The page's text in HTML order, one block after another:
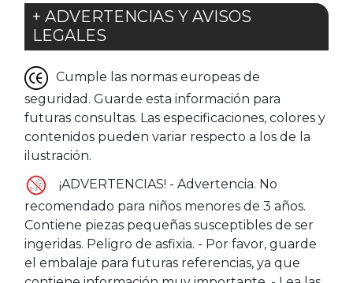
+ ADVERTENCIAS Y AVISOS
LEGALES
Cumple las normas europeas de
seguridad. Guarde esta información para
futuras consultas. Las especificaciones, colores y
contenidos pueden variar respecto a los de la
ilustración.
¡ADVERTENCIAS! - Advertencia. No
recomendado para niños menores de 3 años.
Contiene piezas pequeñas susceptibles de ser
ingeridas. Peligro de asfi­xia. - Por favor, guarde
el embalaje para futuras referencias, ya que